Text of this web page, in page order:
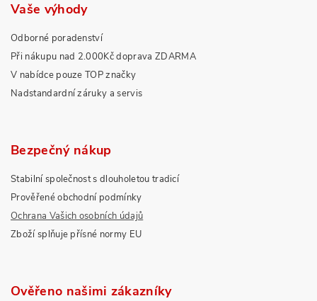
Vaše výhody
Odborné poradenství
Při nákupu nad 2.000Kč doprava ZDARMA
V nabídce pouze TOP značky
Nadstandardní záruky a servis
Bezpečný nákup
Stabilní společnost s dlouholetou tradicí
Prověřené obchodní podmínky
Ochrana Vašich osobních údajů
Zboží splňuje přísné normy EU
Ověřeno našimi zákazníky